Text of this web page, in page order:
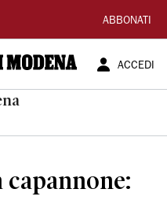
ABBONATI
ACCEDI
capannone: